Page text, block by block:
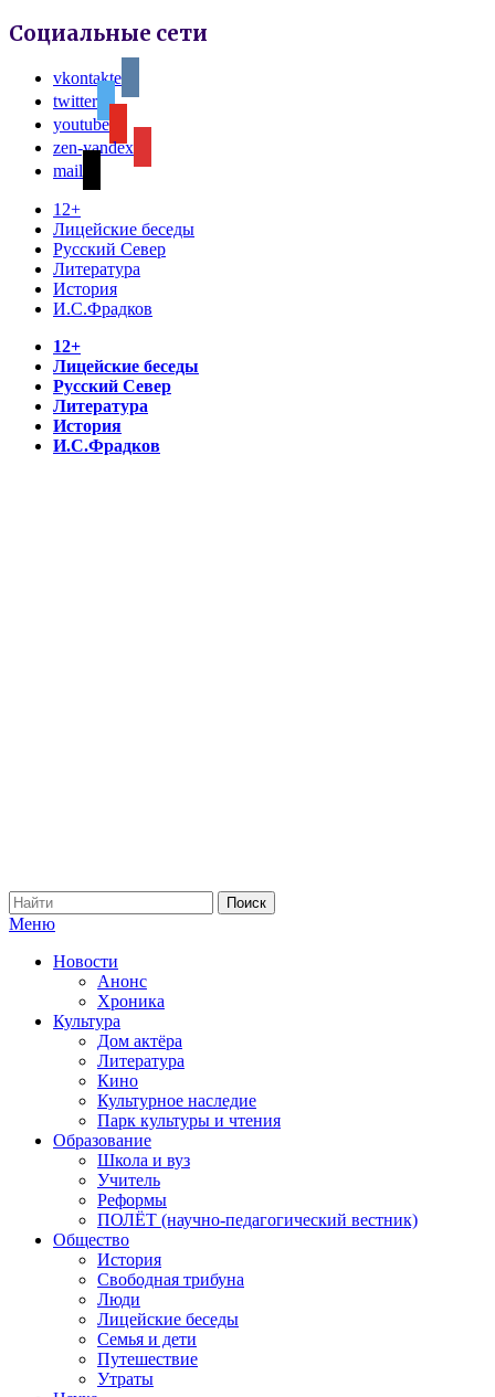
Социальные сети
vkontakte
twitter
youtube
zen-yandex
mail
12+
Лицейские беседы
Русский Север
Литература
История
И.С.Фрадков
12+
Лицейские беседы
Русский Север
Литература
История
И.С.Фрадков
Меню
Новости
Анонс
Хроника
Культура
Дом актёра
Литература
Кино
Культурное наследие
Парк культуры и чтения
Образование
Школа и вуз
Учитель
Реформы
ПОЛЁТ (научно-педагогический вестник)
Общество
История
Свободная трибуна
Люди
Лицейские беседы
Семья и дети
Путешествие
Утраты